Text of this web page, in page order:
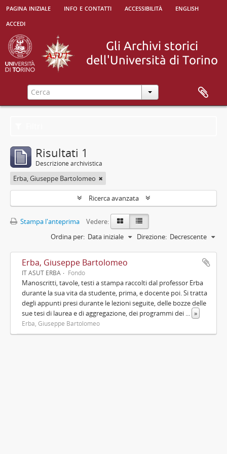
pagina iniziale info e contatti accessibilità
english
accedi
Risultati 1
Descrizione archivistica
Erba, Giuseppe Bartolomeo
Ricerca avanzata
Stampa l'anteprima
Vedere:
Ordina per: Data iniziale Direzione: Decrescente
Erba, Giuseppe Bartolomeo
IT ASUT ERBA Fondo
Manoscritti, tavole, testi a stampa raccolti dal professor Erba
durante la sua vita da studente, prima, e docente poi. Si tratta
degli appunti presi durante le lezioni seguite, delle bozze delle
sue tesi di laurea e di aggregazione, dei programmi dei ... »
Erba, Giuseppe Bartolomeo